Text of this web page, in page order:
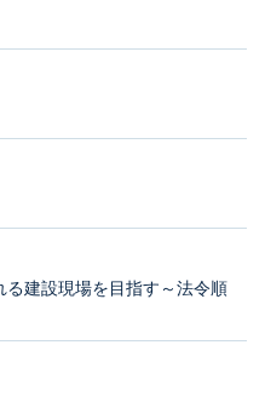
る建設現場を目指す～法令順